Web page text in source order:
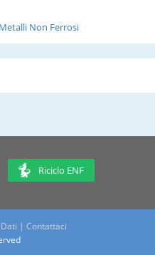
Non Ferrosi
Riciclo ENF
| Contattaci